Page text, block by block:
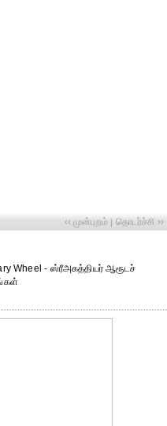
‹‹ முன்புறம் | தொடர்ச்சி ››
Wheel - ஸ்ரீஅகத்தியர் ஆரூடச்